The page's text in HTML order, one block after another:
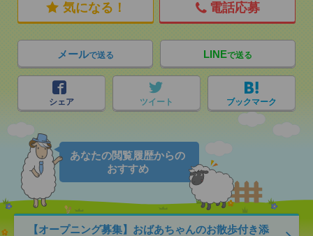
気になる！ 電話応募
メールで送る LINEで送る
シェア ツイート ブックマーク
あなたの閲覧履歴からの
おすすめ
【オープニング募集】おばあちゃんのお散歩付き添